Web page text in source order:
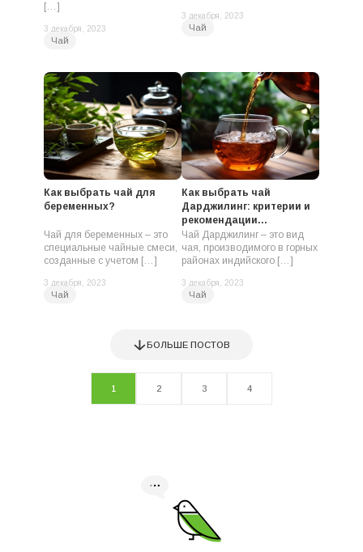
[…]
3 декабря, 2023
Чай
3 декабря, 2023
Чай
Как выбрать чай для
беременных?
Чай для беременных – это
специальные чайные смеси,
созданные с учетом […]
3 декабря, 2023
Чай
Как выбрать чай
Дарджилинг: критерии и
рекомендации...
Чай Дарджилинг – это вид
чая, производимого в горных
районах индийского […]
3 декабря, 2023
Чай
БОЛЬШЕ ПОСТОВ
1 2 3 4